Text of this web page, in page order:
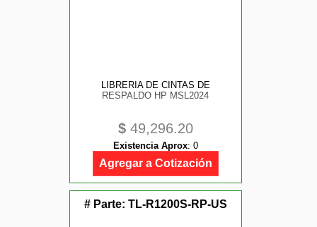
LIBRERIA DE CINTAS DE
RESPALDO HP MSL2024
$ 49,296.20
Existencia Aprox: 0
Agregar a Cotización
# Parte: TL-R1200S-RP-US